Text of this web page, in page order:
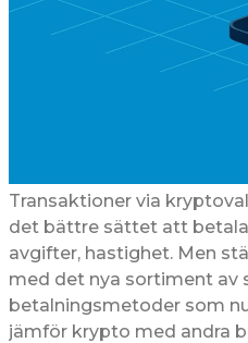
Transaktioner via
det bättre sättet att
avgifter, hastighet. Men
med det nya sortiment av
betalningsmetoder som
jämför krypto med andra